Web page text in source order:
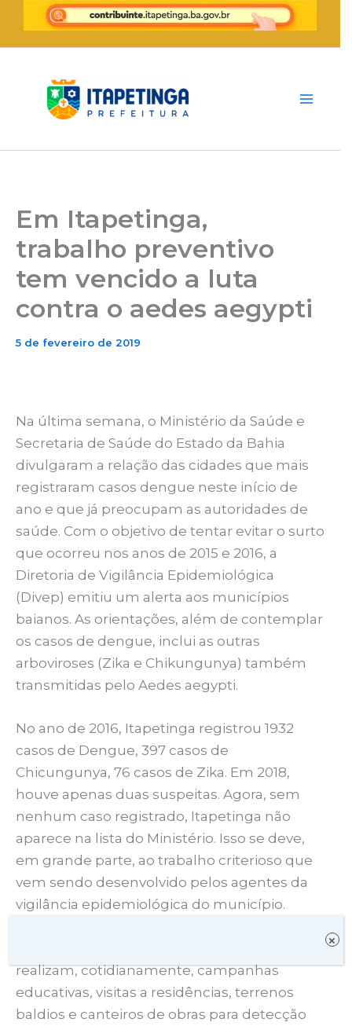
para
conteúdo
Em Itapetinga,
trabalho preventivo
tem vencido a luta
contra o aedes aegypti
5 de fevereiro de 2019
Na última semana, o Ministério da Saúde e
Secretaria de Saúde do Estado da Bahia
divulgaram a relação das cidades que mais
registraram casos dengue neste início de
ano e que já preocupam as autoridades de
saúde. Com o objetivo de tentar evitar o surto
que ocorreu nos anos de 2015 e 2016, a
Diretoria de Vigilância Epidemiológica
(Divep) emitiu um alerta aos municípios
baianos. As orientações, além de contemplar
os casos de dengue, inclui as outras
arboviroses (Zika e Chikungunya) também
transmitidas pelo Aedes aegypti.
No ano de 2016, Itapetinga registrou 1932
casos de Dengue, 397 casos de
Chicungunya, 76 casos de Zika. Em 2018,
houve apenas duas suspeitas. Agora, sem
nenhum caso registrado, Itapetinga não
aparece na lista do Ministério. Isso se deve,
em grande parte, ao trabalho criterioso que
vem sendo desenvolvido pelos agentes da
vigilância epidemiológica do município.
realizam, cotidianamente, campanhas
educativas, visitas a residências, terrenos
baldios e canteiros de obras para detecção
×